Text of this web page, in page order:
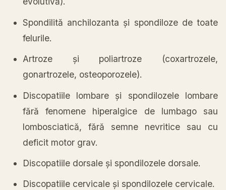
Spondilită anchilozanta și spondiloze de toate
felurile.
Artroze și poliartroze (coxartrozele,
gonartrozele, osteoporozele).
Discopatiile lombare și spondilozele lombare
fără fenomene hiperalgice de lumbago sau
lombosciatică, fără semne nevritice sau cu
deficit motor grav.
Discopatiile dorsale și spondilozele dorsale.
Discopatiile cervicale și spondilozele cervicale.